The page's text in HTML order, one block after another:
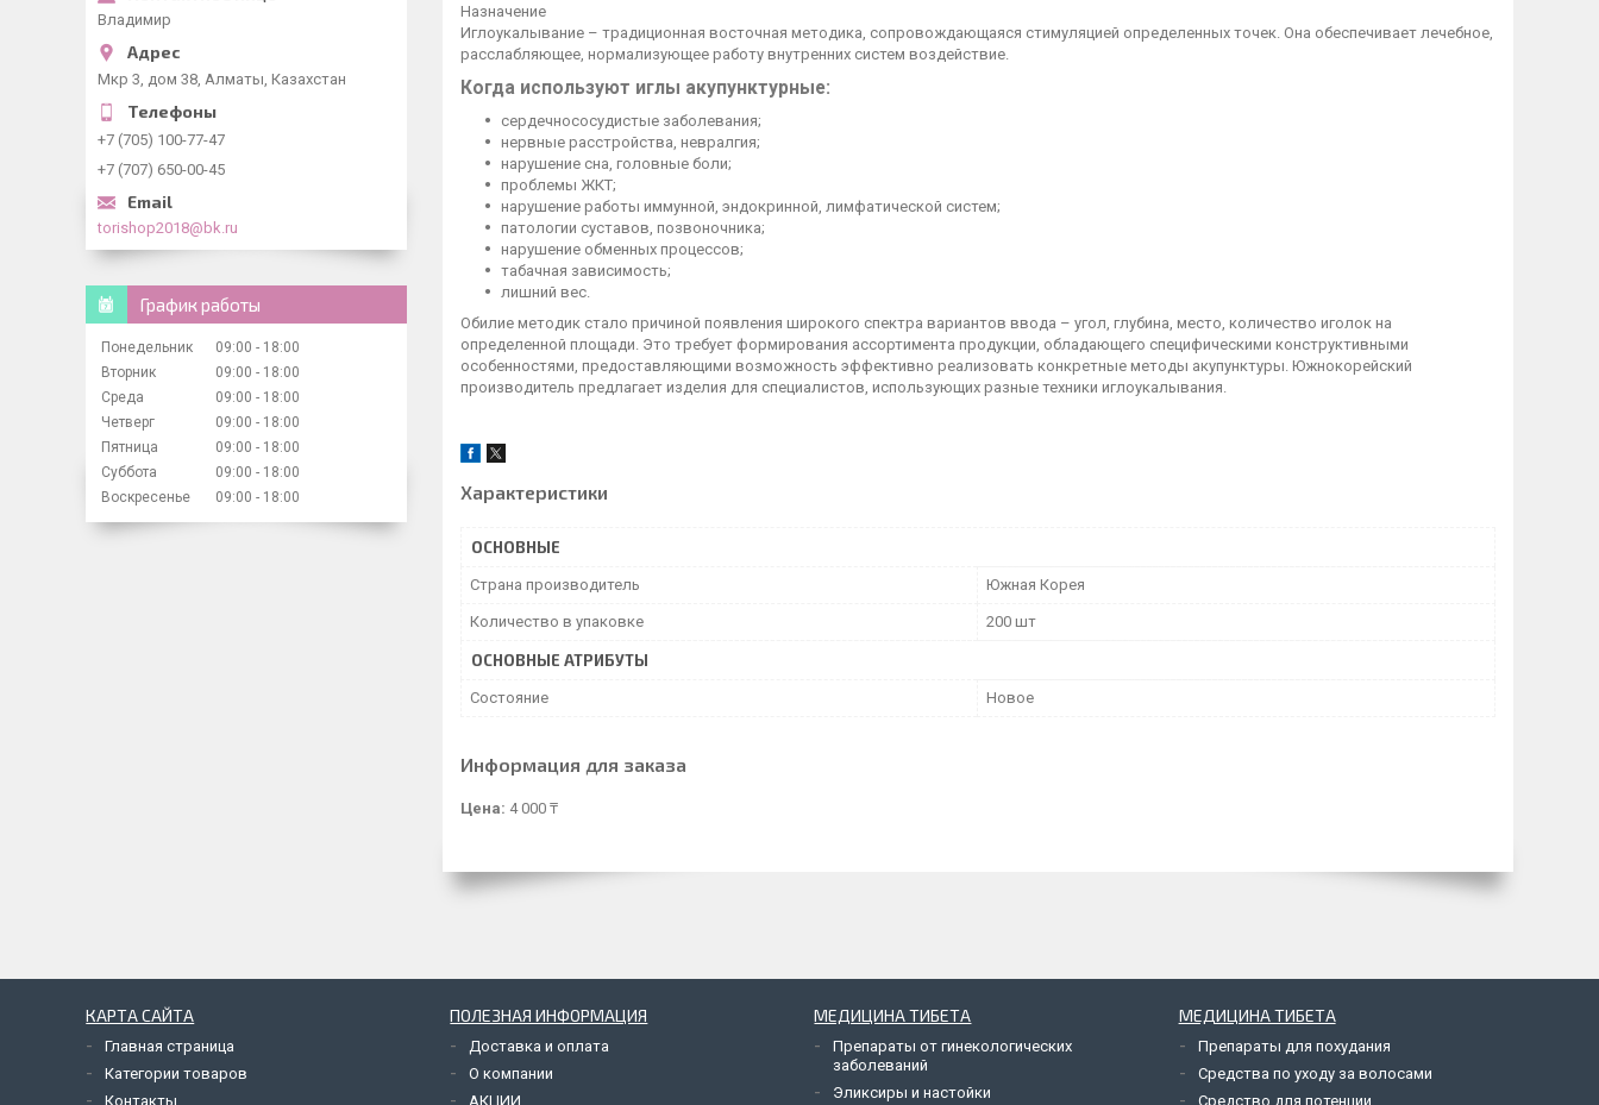
Назначение
Иглоукалывание – традиционная восточная методика, сопровождающаяся стимуляцией определенных точек. Она обеспечивает лечебное,
расслабляющее, нормализующее работу внутренних систем воздействие.
Когда используют иглы акупунктурные:
сердечнососудистые заболевания;
нервные расстройства, невралгия;
нарушение сна, головные боли;
проблемы ЖКТ;
нарушение работы иммунной, эндокринной, лимфатической систем;
патологии суставов, позвоночника;
нарушение обменных процессов;
табачная зависимость;
лишний вес.
Обилие методик стало причиной появления широкого спектра вариантов ввода – угол, глубина, место, количество иголок на
определенной площади. Это требует формирования ассортимента продукции, обладающего специфическими конструктивными
особенностями, предоставляющими возможность эффективно реализовать конкретные методы акупунктуры. Южнокорейский
производитель предлагает изделия для специалистов, использующих разные техники иглоукалывания.
Характеристики
ОСНОВНЫЕ
Страна производитель Южная Корея
Количество в упаковке 200 шт
ОСНОВНЫЕ АТРИБУТЫ
Состояние Новое
Информация для заказа
Цена: 4 000 ₸
Владимир
Мкр 3, дом 38, Алматы, Казахстан
+7 (705) 100-77-47
+7 (707) 650-00-45
torishop2018@bk.ru
График работы
Понедельник 09:00
18:00
Вторник
09:00
18:00
Среда
09:00
18:00
Четверг
09:00
18:00
Пятница
09:00
18:00
Суббота
09:00
18:00
Воскресенье
09:00 18:00
КАРТА САЙТА
Главная страница
Категории товаров
Контакты
ПОЛЕЗНАЯ ИНФОРМАЦИЯ
Доставка и оплата
О компании
АКЦИИ
МЕДИЦИНА ТИБЕТА
Препараты от гинекологических
заболеваний
Эликсиры и настойки
МЕДИЦИНА ТИБЕТА
Препараты для похудания
Средства по уходу за волосами
Средство для потенции